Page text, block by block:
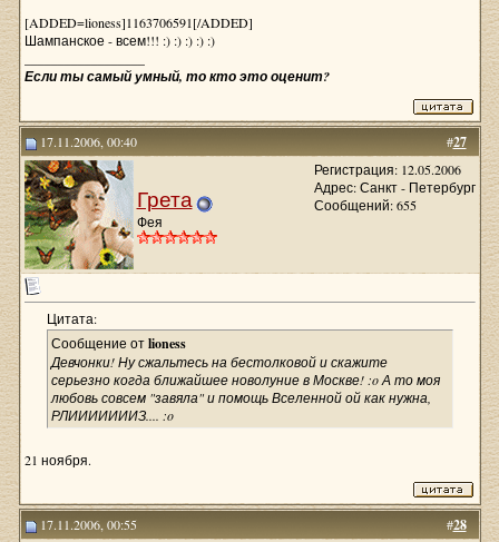
[ADDED=lioness]1163706591[/ADDED]
Шампанское - всем!!! :) :) :) :) :)
Если ты самый умный, то кто это оценит?
#27
17.11.2006, 00:40
Грета
Фея
Регистрация: 12.05.2006
Адрес: Санкт - Петербург
Сообщений: 655
Цитата:
Сообщение отlioness
Девчонки! Ну сжальтесь на бестолковой и скажите
серьезно когда ближайшее новолуние в Москве! :o А то моя
любовь совсем "завяла" и помощь Вселенной ой как нужна,
РЛИИИИИИИЗ.... :o
21 ноября.
#28
17.11.2006, 00:55